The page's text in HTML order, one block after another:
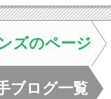
脱毛
ズのページ
ブログ一覧